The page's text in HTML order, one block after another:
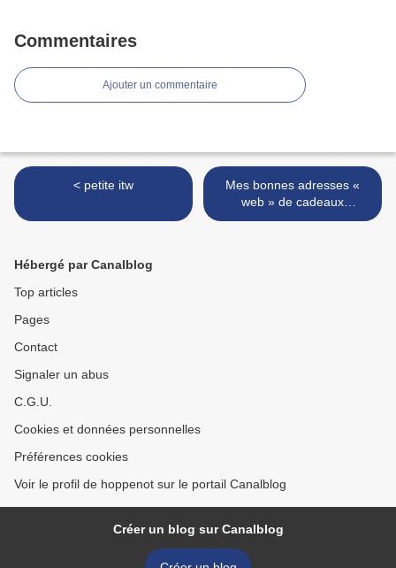
Commentaires
Ajouter un commentaire
< petite itw
Mes bonnes adresses «
web » de cadeaux
personnalisés >
Hébergé par Canalblog
Top articles
Pages
Contact
Signaler un abus
C.G.U.
Cookies et données personnelles
Préférences cookies
Voir le profil de hoppenot sur le portail Canalblog
Créer un blog sur Canalblog